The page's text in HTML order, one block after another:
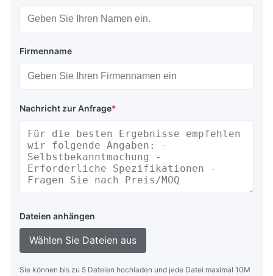
Firmenname
Nachricht zur Anfrage*
Dateien anhängen
Wählen Sie Dateien aus
Sie können bis zu 5 Dateien hochladen und jede Datei maximal 10M